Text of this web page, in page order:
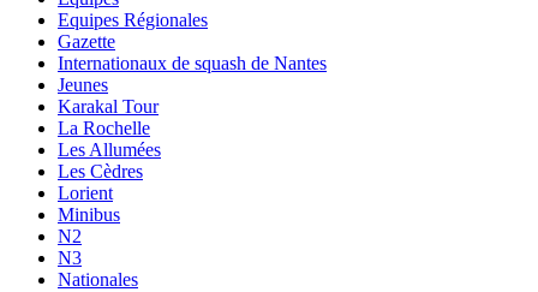
Equipes Régionales
Gazette
Internationaux de squash de Nantes
Jeunes
Karakal Tour
La Rochelle
Les Allumées
Les Cèdres
Lorient
Minibus
N2
N3
Nationales